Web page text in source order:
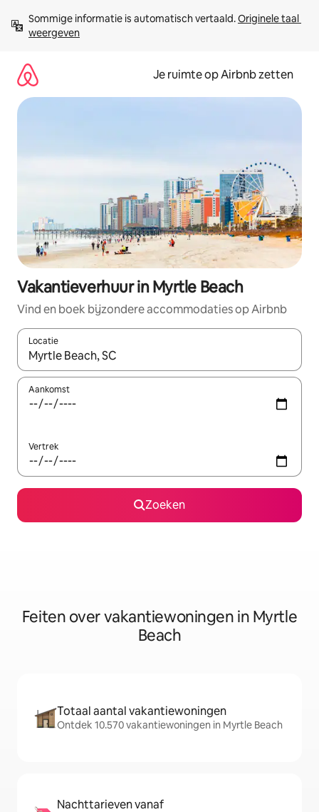
direct
naar
Sommige informatie is automatisch vertaald. Originele taal
weergeven
Je ruimte op Airbnb zetten
Vakantieverhuur in Myrtle Beach
Vind en boek bijzondere accommodaties op Airbnb
Locatie
Wanneer er suggesties beschikbaar zijn, maak je een keuze
Aankomst
Vertrek
Zoeken
Feiten over vakantiewoningen in Myrtle
Beach
Totaal aantal vakantiewoningen
Ontdek 10.570 vakantiewoningen in Myrtle Beach
Nachttarieven vanaf